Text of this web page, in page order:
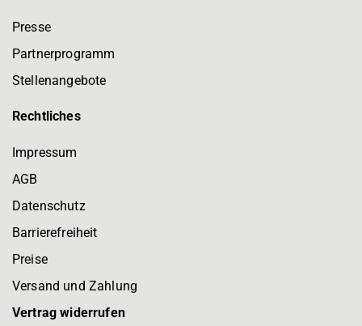
Presse
Partnerprogramm
Stellenangebote
Rechtliches
Impressum
AGB
Datenschutz
Barrierefreiheit
Preise
Versand und Zahlung
Vertrag widerrufen